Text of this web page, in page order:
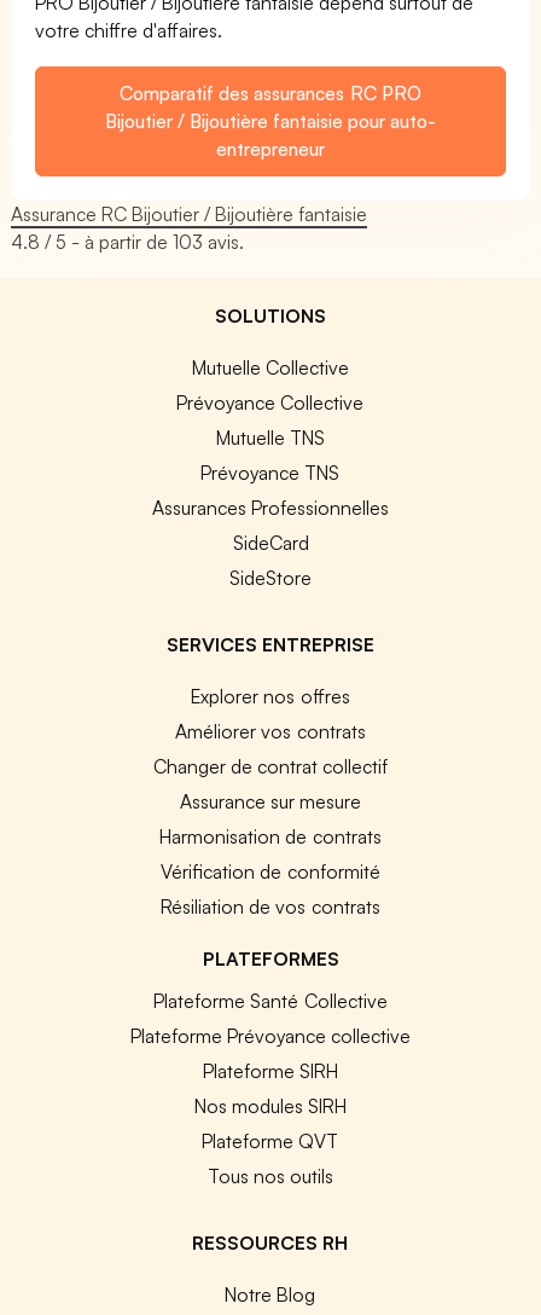
votre chiffre d'affaires.
Comparatif des assurances RC PRO
Bijoutier / Bijoutière fantaisie pour auto-
entrepreneur
Assurance RC Bijoutier / Bijoutière fantaisie
4.8 / 5 - à partir de103 avis.
SOLUTIONS
Mutuelle Collective
Prévoyance Collective
Mutuelle TNS
Prévoyance TNS
Assurances Professionnelles
SideCard
SideStore
SERVICES ENTREPRISE
Explorer nos offres
Améliorer vos contrats
Changer de contrat collectif
Assurance sur mesure
Harmonisation de contrats
Vérification de conformité
Résiliation de vos contrats
PLATEFORMES
Plateforme Santé Collective
Plateforme Prévoyance collective
Plateforme SIRH
Nos modules SIRH
Plateforme QVT
Tous nos outils
RESSOURCES RH
Notre Blog